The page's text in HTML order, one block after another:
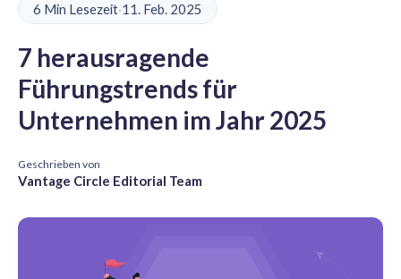
6 Min Lesezeit·11. Feb. 2025
7 herausragende
Führungstrends für
Unternehmen im Jahr 2025
Geschrieben von
Vantage Circle Editorial Team